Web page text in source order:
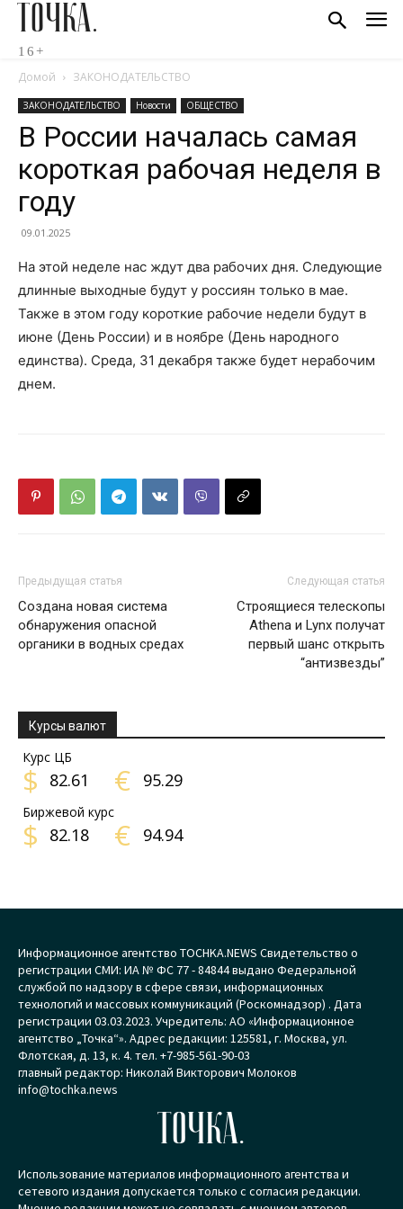
ТОЧКА.
16+
Домой ЗАКОНОДАТЕЛЬСТВО
ЗАКОНОДАТЕЛЬСТВО Новости ОБЩЕСТВО
В России началась самая
короткая рабочая неделя в
году
09.01.2025
На этой неделе нас ждут два рабочих дня. Следующие
длинные выходные будут у россиян только в мае.
Также в этом году короткие рабочие недели будут в
июне (День России) и в ноябре (День народного
единства). Среда, 31 декабря также будет нерабочим
днем.
Предыдущая статья
Создана новая система
обнаружения опасной
органики в водных средах
Следующая статья
Строящиеся телескопы
Athena и Lynx получат
первый шанс открыть
“антизвезды”
Курсы валют
Курс ЦБ
$ 82.61 € 95.29
Биржевой курс
$ 82.18 € 94.94
Информационное агентство TOCHKA.NEWS Свидетельство о
регистрации СМИ: ИА № ФС 77 - 84844 выдано Федеральной
службой по надзору в сфере связи, информационных
технологий и массовых коммуникаций (Роскомнадзор) . Дата
регистрации 03.03.2023. Учредитель: АО «Информационное
агентство „Точка“». Адрес редакции: 125581, г. Москва, ул.
Флотская, д. 13, к. 4. тел. +7-985-561-90-03
главный редактор: Николай Викторович Молоков
info@tochka.news
ТОЧКА.
Использование материалов информационного агентства и
сетевого издания допускается только с согласия редакции.